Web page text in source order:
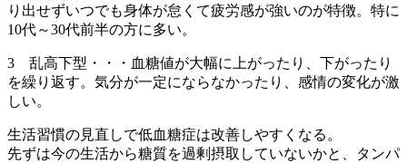
り出せずいつでも身体が怠くて疲労感が強いのが特徴。特に
10代～30代前半の方に多い。
3 乱高下型・・・血糖値が大幅に上がったり、下がったり
を繰り返す。気分が一定にならなかったり、感情の変化が激
しい。
生活習慣の見直しで低血糖症は改善しやすくなる。
先ずは今の生活から糖質を過剰摂取していないかと、タンパ